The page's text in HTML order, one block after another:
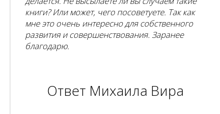
книги? Или может, чего посоветуете. Так как
мне это очень интересно для собственного
развития и совершенствования. Заранее
благодарю.
Ответ Михаила Вира